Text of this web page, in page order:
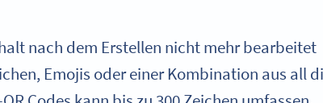
nach dem Erstellen nicht mehr bearbeitet
Emojis oder einer Kombination aus all